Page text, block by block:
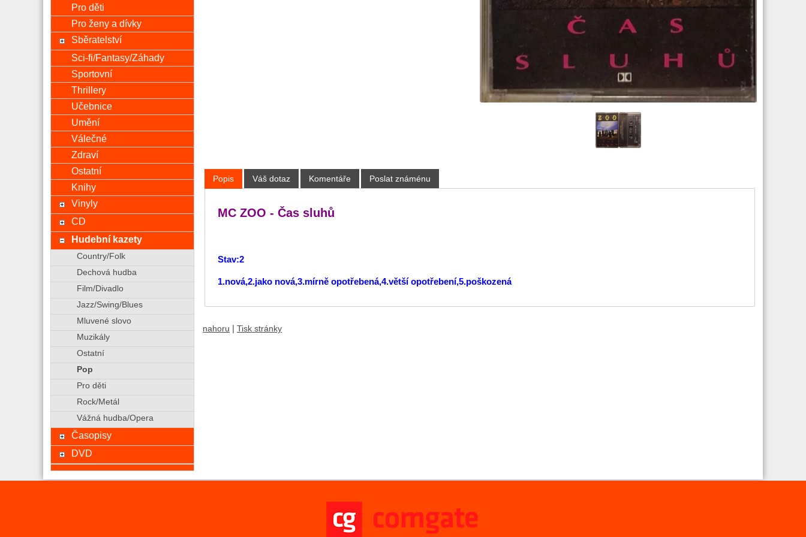
Popis Váš dotaz Komentáře Poslat známénu
MC ZOO - Čas sluhů
Stav:2
1.nová,2.jako nová,3.mírně opotřebená,4.větší opotřebení,5.poškozená
nahoru Tisk stránky
Pro děti
Pro ženy a dívky
Sběratelství
Sci-fi/Fantasy/Záhady
Sportovní
Thrillery
Učebnice
Umění
Válečné
Zdraví
Ostatní
Knihy
Vinyly
CD
Hudební kazety
Country/Folk
Dechová hudba
Film/Divadlo
Jazz/Swing/Blues
Mluvené slovo
Muzikály
Ostatní
Pop
Pro děti
Rock/Metál
Vážná hudba/Opera
Časopisy
DVD